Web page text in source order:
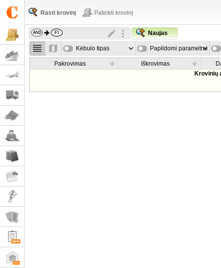
Rasti krovinį Pateikti krovinį
Naujas
Kėbulo tipas Papildomi parametrai
Pakrovimas Iškrovimas
Krovinių